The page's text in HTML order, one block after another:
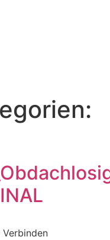
Verbinden